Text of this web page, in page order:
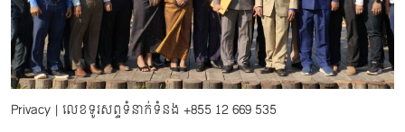
Privacy | លេខទូរសព្ទទំនាក់ទំនង +855 12 669 535